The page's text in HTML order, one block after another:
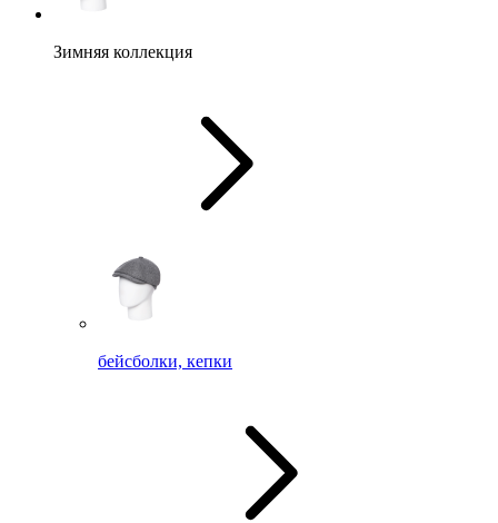
Зимняя коллекция
бейсболки, кепки